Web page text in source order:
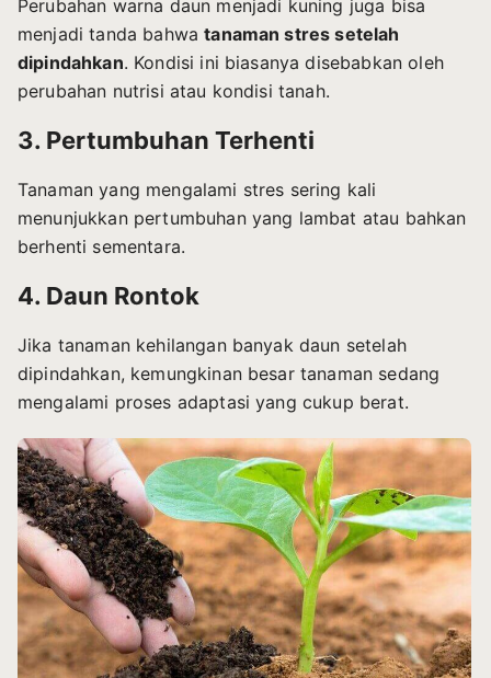
Perubahan warna daun menjadi kuning juga bisa
menjadi tanda bahwatanaman stres setelah
dipindahkan. Kondisi ini biasanya disebabkan oleh
perubahan nutrisi atau kondisi tanah.
3. Pertumbuhan Terhenti
Tanaman yang mengalami stres sering kali
menunjukkan pertumbuhan yang lambat atau bahkan
berhenti sementara.
4. Daun Rontok
Jika tanaman kehilangan banyak daun setelah
dipindahkan, kemungkinan besar tanaman sedang
mengalami proses adaptasi yang cukup berat.